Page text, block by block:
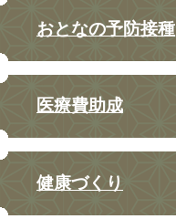
おとなの予防接種
医療費助成
健康づくり